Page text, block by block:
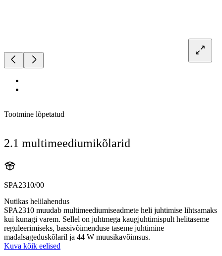
Tootmine lõpetatud
2.1 multimeediumikõlarid
SPA2310/00
Nutikas helilahendus
SPA2310 muudab multimeediumiseadmete heli juhtimise lihtsamaks
kui kunagi varem. Sellel on juhtmega kaugjuhtimispult helitaseme
reguleerimiseks, bassivõimenduse taseme juhtimine
madalsageduskõlaril ja 44 W muusikavõimsus.
Kuva kõik eelised